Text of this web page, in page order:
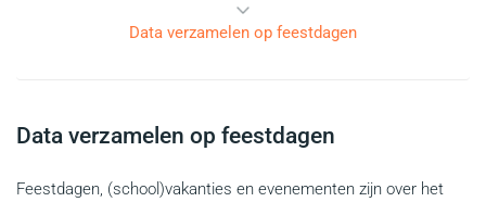
Data verzamelen op feestdagen
Data verzamelen op feestdagen
Feestdagen, (school)vakanties en evenementen zijn over het